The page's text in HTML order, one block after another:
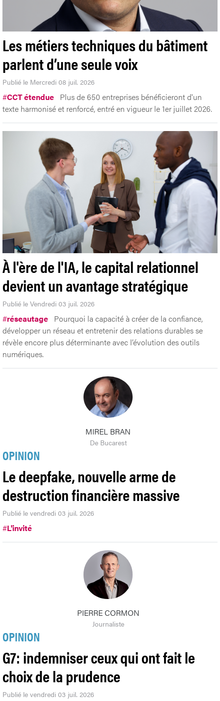
Les métiers techniques du bâtiment
parlent d’une seule voix
Publié le Mercredi 08 juil. 2026
#CCT étendue Plus de 650 entreprises bénéficieront d'un
texte harmonisé et renforcé, entré en vigueur le 1er juillet 2026.
À l'ère de l'IA, le capital relationnel
devient un avantage stratégique
Publié le Vendredi 03 juil. 2026
#réseautage Pourquoi la capacité à créer de la confiance,
développer un réseau et entretenir des relations durables se
révèle encore plus déterminante avec l’évolution des outils
numériques.
MIREL BRAN
De Bucarest
OPINION
Le deepfake, nouvelle arme de
destruction financière massive
Publié le vendredi 03 juil. 2026
#L'invité
PIERRE CORMON
Journaliste
OPINION
G7: indemniser ceux qui ont fait le
choix de la prudence
Publié le vendredi 03 juil. 2026